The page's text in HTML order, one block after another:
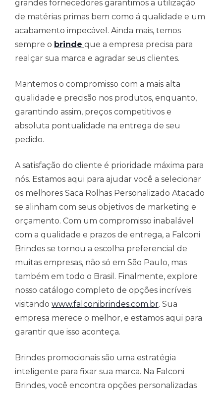
grandes fornecedores garantimos a utilização
de matérias primas bem como á qualidade e um
acabamento impecável. Ainda mais, temos
sempre o brinde que a empresa precisa para
realçar sua marca e agradar seus clientes.
Mantemos o compromisso com a mais alta
qualidade e precisão nos produtos, enquanto,
garantindo assim, preços competitivos e
absoluta pontualidade na entrega de seu
pedido.
A satisfação do cliente é prioridade máxima para
nós. Estamos aqui para ajudar você a selecionar
os melhores Saca Rolhas Personalizado Atacado
se alinham com seus objetivos de marketing e
orçamento. Com um compromisso inabalável
com a qualidade e prazos de entrega, a Falconi
Brindes se tornou a escolha preferencial de
muitas empresas, não só em São Paulo, mas
também em todo o Brasil. Finalmente, explore
nosso catálogo completo de opções incríveis
visitando www.falconibrindes.com.br. Sua
empresa merece o melhor, e estamos aqui para
garantir que isso aconteça.
Brindes promocionais são uma estratégia
inteligente para fixar sua marca. Na Falconi
Brindes, você encontra opções personalizadas